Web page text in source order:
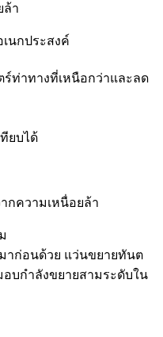
ล้า
นกประสงค์
ร์ท่าทางที่เหนือกว่าและลด
ยบได้
กความเหนื่อยล้า
าก่อนด้วย แว่นขยายทันต
บกำลังขยายสามระดับใน